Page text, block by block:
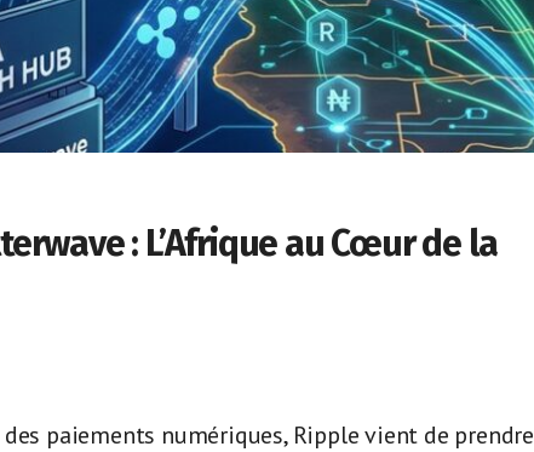
: L’Afrique au Cœur de la
paiements numériques, Ripple vient de prendre